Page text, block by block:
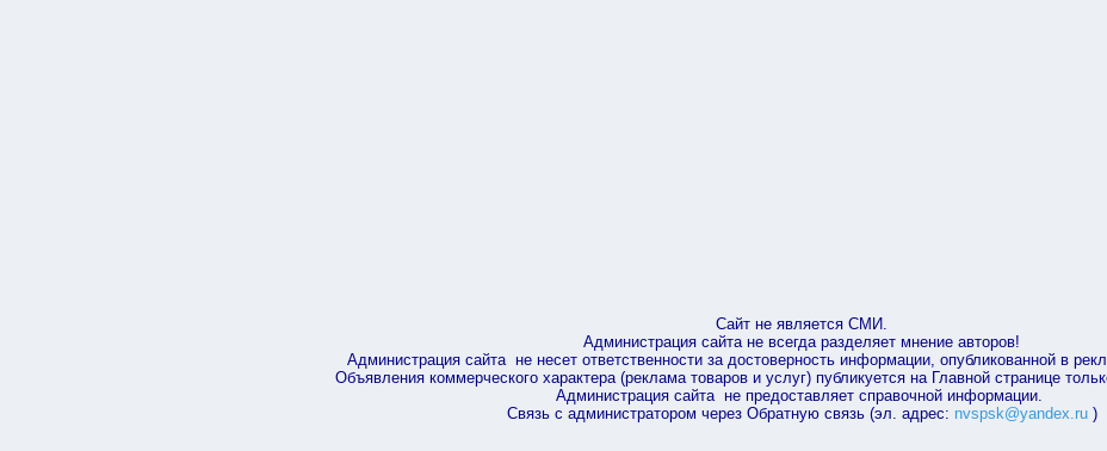
Сайт не является СМИ.
Администрация сайта не всегда разделяет мнение авторов!
Администрация сайта не несет ответственности за достоверность информации, опубликованной в
Объявления коммерческого характера (реклама товаров и услуг) публикуется на Главной странице
Администрация сайта не предоставляет справочной информации.
Связь с администратором через Обратную связь (эл. адрес: nvspsk@yandex.ru)